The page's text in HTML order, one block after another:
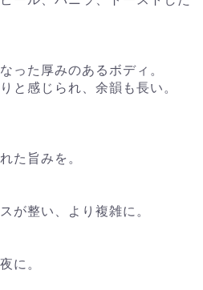
った厚みのあるボディ。
と感じられ、余韻も長い。
た旨みを。
が整い、より複雑に。
に。